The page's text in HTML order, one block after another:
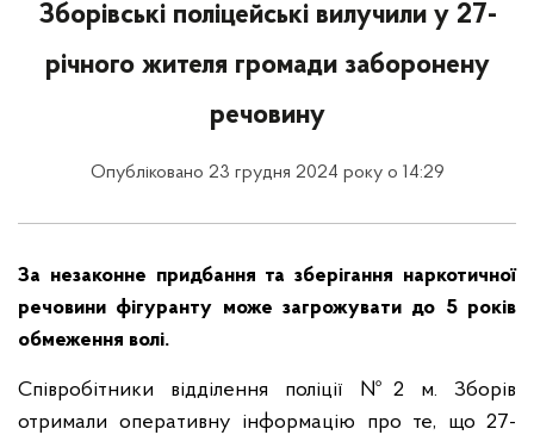
Зборівські поліцейські вилучили у 27-
річного жителя громади заборонену
речовину
Опубліковано 23 грудня 2024 року о 14:29
За незаконне придбання та зберігання наркотичної
речовини фігуранту може загрожувати до 5 років
обмеження волі.
Співробітники відділення поліції №2 м. Зборів
отримали оперативну інформацію про те, що 27-